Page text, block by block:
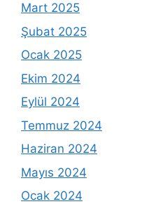
Mart 2025
Şubat 2025
Ocak 2025
Ekim 2024
Eylül 2024
Temmuz 2024
Haziran 2024
Mayıs 2024
Ocak 2024